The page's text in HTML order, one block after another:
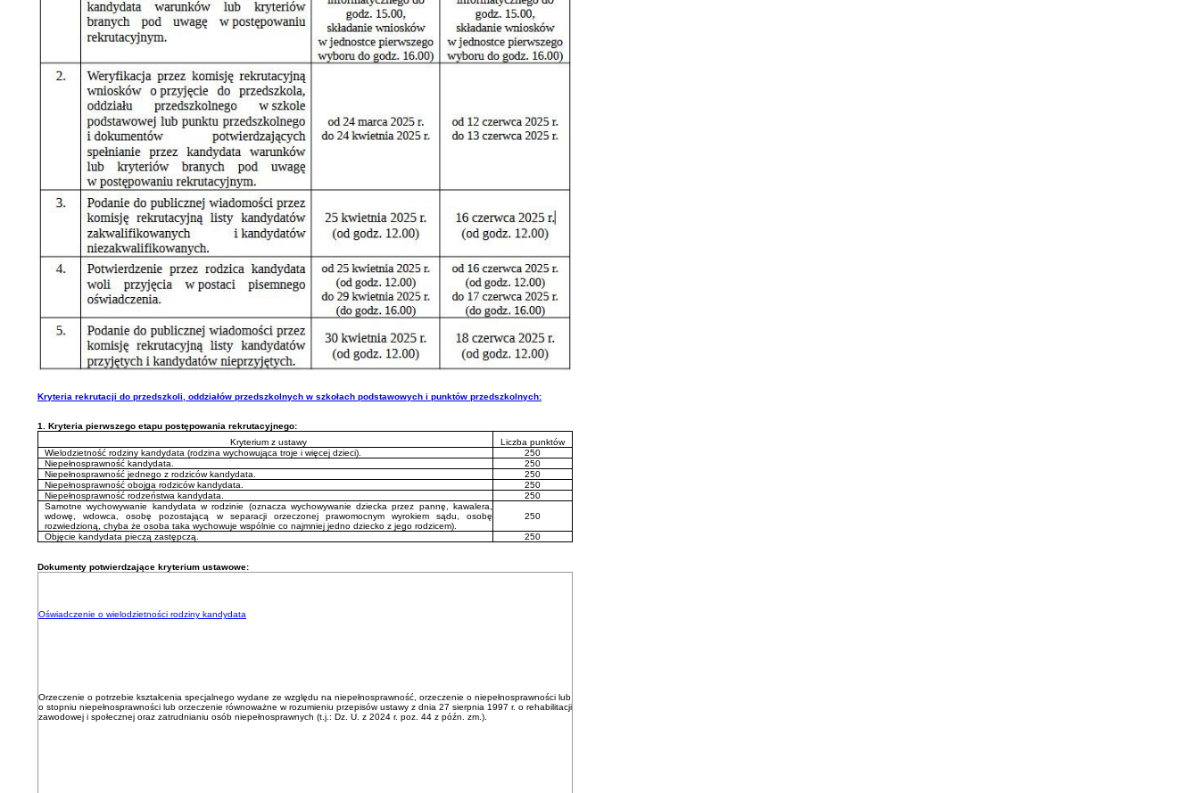
Kryteria rekrutacji do przedszkoli, oddziałów przedszkolnych w szkołach podstawowych i punktów przedszkolnych:
1. Kryteria pierwszego etapu postępowania rekrutacyjnego:
Kryterium z ustawy
Liczba punktów
Wielodzietność rodziny kandydata (rodzina wychowująca troje i więcej dzieci).
250
Niepełnosprawność kandydata.
250
Niepełnosprawność jednego z rodziców kandydata.
250
Niepełnosprawność obojga rodziców kandydata.
250
Niepełnosprawność rodzeństwa kandydata.
250
Samotne wychowywanie kandydata w rodzinie (oznacza wychowywanie dziecka przez pannę, kawalera,
wdowę, wdowca, osobę pozostającą w separacji orzeczonej prawomocnym wyrokiem sądu, osobę
rozwiedzioną, chyba że osoba taka wychowuje wspólnie co najmniej jedno dziecko z jego rodzicem).
250
Objęcie kandydata pieczą zastępczą. 250
Dokumenty potwierdzające kryterium ustawowe:
Oświadczenie o wielodzietności rodziny kandydata
Orzeczenie o potrzebie kształcenia specjalnego wydane ze względu na niepełnosprawność, orzeczenie o niepełnosprawności lub
o stopniu niepełnosprawności lub orzeczenie równoważne w rozumieniu przepisów ustawy z dnia 27 sierpnia 1997 r. o rehabilitacji
zawodowej i społecznej oraz zatrudnianiu osób niepełnosprawnych (t.j.: Dz. U. z 2024 r. poz. 44 z późn. zm.).